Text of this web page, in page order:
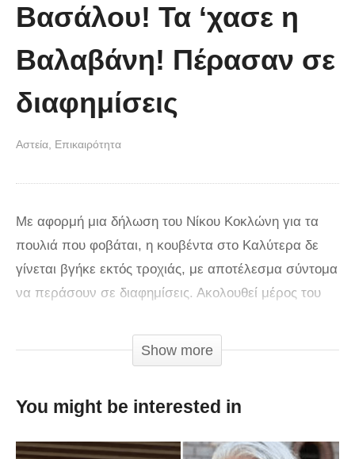
πρώτη στιγμή και συγκίνησε το
νοηματική με ένα μικρό κορίτσι
Βασάλου! Τα ‘χασε η
Βαλαβάνη! Πέρασαν σε
διαφημίσεις
Αστεία Επικαιρότητα
Με αφορμή μια δήλωση του Νίκου Κοκλώνη για τα
πουλιά που φοβάται, η κουβέντα στο Καλύτερα δε
γίνεται βγήκε εκτός τροχιάς, με αποτέλεσμα σύντομα
να περάσουν σε διαφημίσεις. Ακολουθεί μέρος του
Φοβάμαι τα πουλιά, φοβάμαι τα πούπουλα. Φοβάμαι
τα περιστέρια και τα πουλιά γενικότερα. Δηλαδή,
Μικρό; Ευρυδίκη: Όχι. Έχουμε ένα καναρίνι, δεν το
Show more
You might be interested in